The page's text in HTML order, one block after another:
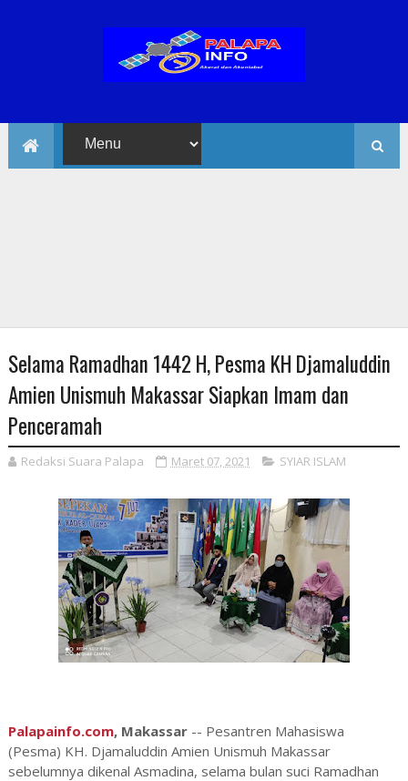
Selama Ramadhan 1442 H, Pesma KH Djamaluddin
Amien Unismuh Makassar Siapkan Imam dan
Penceramah
Redaksi Suara Palapa Maret 07, 2021 SYIAR ISLAM
Palapainfo.com, Makassar-- Pesantren Mahasiswa
(Pesma) KH. Djamaluddin Amien Unismuh Makassar
sebelumnya dikenal Asmadina, selama bulan suci Ramadhan